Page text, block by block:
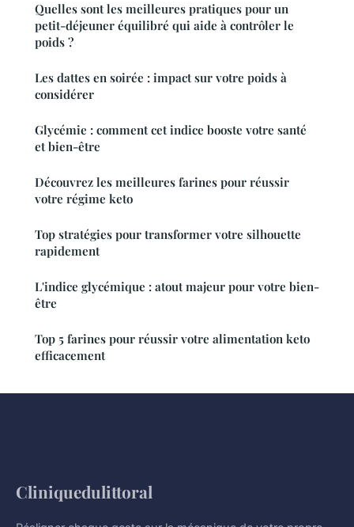
Quelles sont les meilleures pratiques pour un
petit-déjeuner équilibré qui aide à contrôler le
poids ?
Les dattes en soirée : impact sur votre poids à
considérer
Glycémie : comment cet indice booste votre santé
et bien-être
Découvrez les meilleures farines pour réussir
votre régime keto
Top stratégies pour transformer votre silhouette
rapidement
L'indice glycémique : atout majeur pour votre bien-
être
Top 5 farines pour réussir votre alimentation keto
efficacement
Cliniquedulittoral